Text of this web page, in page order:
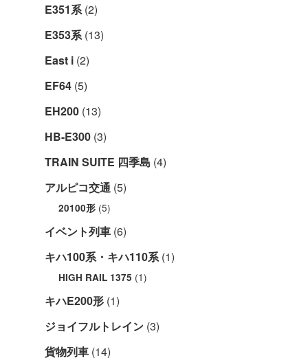
E351系 (2)
E353系 (13)
East i (2)
EF64 (5)
EH200 (13)
HB-E300 (3)
TRAIN SUITE 四季島 (4)
アルピコ交通 (5)
20100形 (5)
イベント列車 (6)
キハ100系・キハ110系 (1)
HIGH RAIL 1375 (1)
キハE200形 (1)
ジョイフルトレイン (3)
貨物列車 (14)